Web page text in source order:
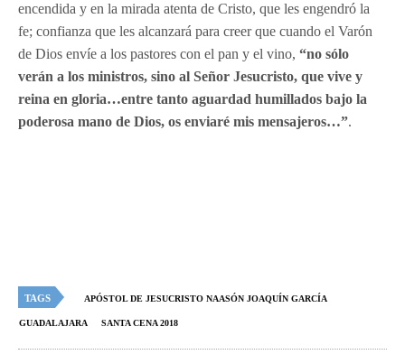
encendida y en la mirada atenta de Cristo, que les engendró la
fe; confianza que les alcanzará para creer que cuando el Varón
de Dios envíe a los pastores con el pan y el vino,“no sólo
verán a los ministros, sino al Señor Jesucristo, que vive y
reina en gloria…entre tanto aguardad humillados bajo la
poderosa mano de Dios, os enviaré mis mensajeros…”.
TAGS APÓSTOL DE JESUCRISTO NAASÓN JOAQUÍN GARCÍA
GUADALAJARA SANTA CENA 2018